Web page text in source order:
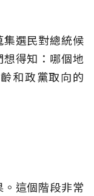
選民對總統候
得知：哪個地
和政黨取向的
這個階段非常